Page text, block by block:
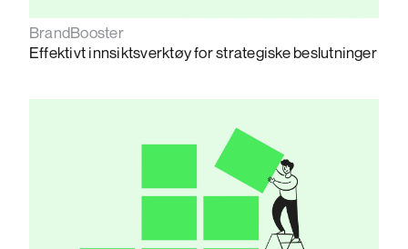
BrandBooster
Effektivt innsiktsverktøy for strategiske beslutninger